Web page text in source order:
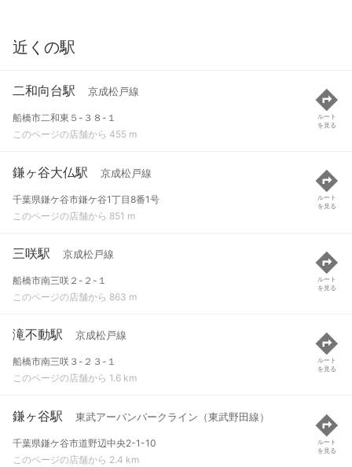
近くの駅
二和向台駅 京成松戸線
船橋市二和東５-３８-１
このページの店舗から 455 m
ルート
を見る
鎌ヶ谷大仏駅 京成松戸線
千葉県鎌ケ谷市鎌ケ谷1丁目8番1号
このページの店舗から 851 m
ルート
を見る
三咲駅 京成松戸線
船橋市南三咲２-２-１
このページの店舗から 863 m
ルート
を見る
滝不動駅 京成松戸線
船橋市南三咲３-２３-１
このページの店舗から 1.6 km
ルート
を見る
鎌ヶ谷駅 東武アーバンパークライン（東武野田線）
千葉県鎌ケ谷市道野辺中央2-1-10
このページの店舗から 2.4 km
ルート
を見る